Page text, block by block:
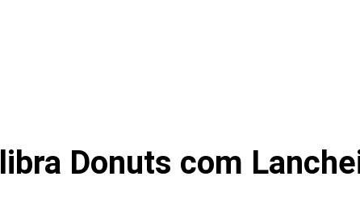
Donuts com